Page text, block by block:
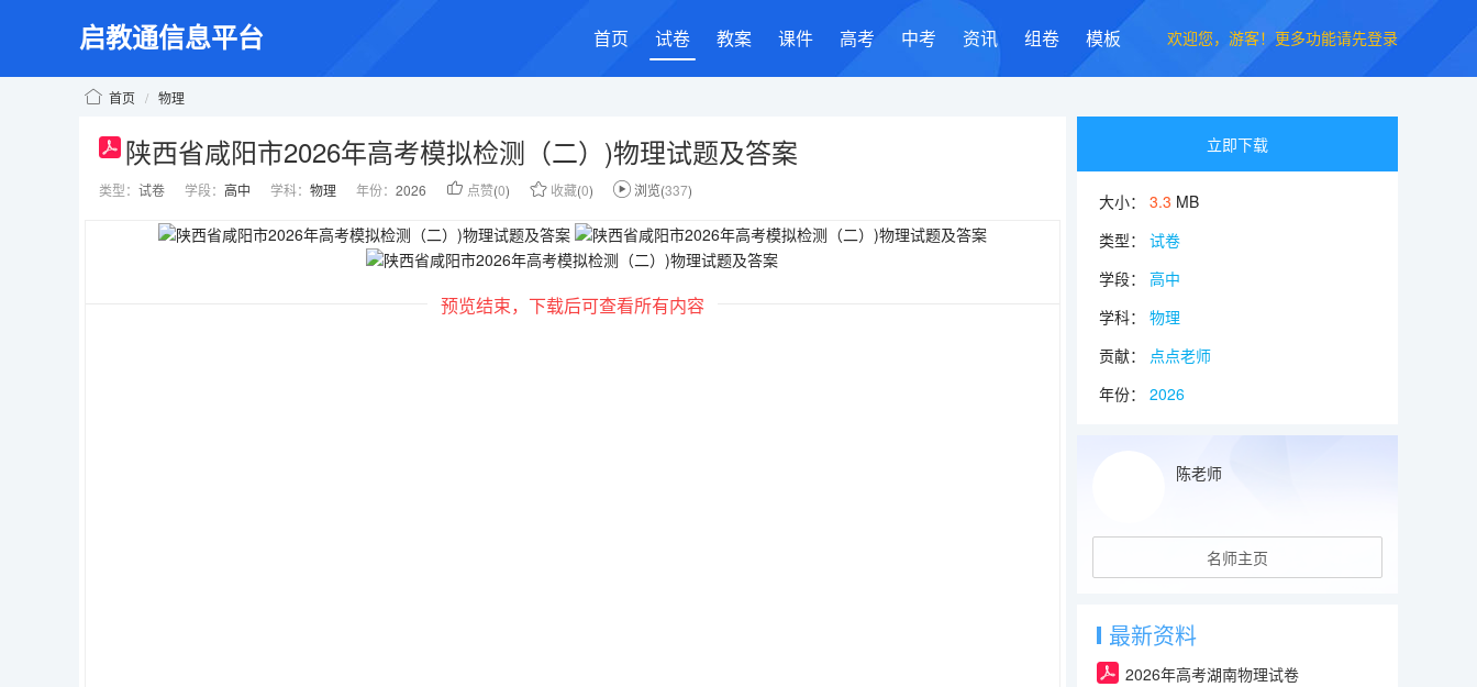
启教通信息平台 欢迎您，游客！更多功能请先登录
首页 试卷 教案 课件 高考 中考 资讯 组卷 模板
首页 / 物理
陕西省咸阳市2026年高考模拟检测（二）)物理试题及答案
类型： 试卷 学段： 高中 学科： 物理 年份： 2026 点赞(0) 收藏(0) 浏览(337)
预览结束，下载后可查看所有内容
立即下载
大小： 3.3 MB
类型：
试卷
学段：
高中
学科：
物理
贡献：
点点老师
年份：
2026
陈老师
名师主页
最新资料
2026年高考湖南物理试卷